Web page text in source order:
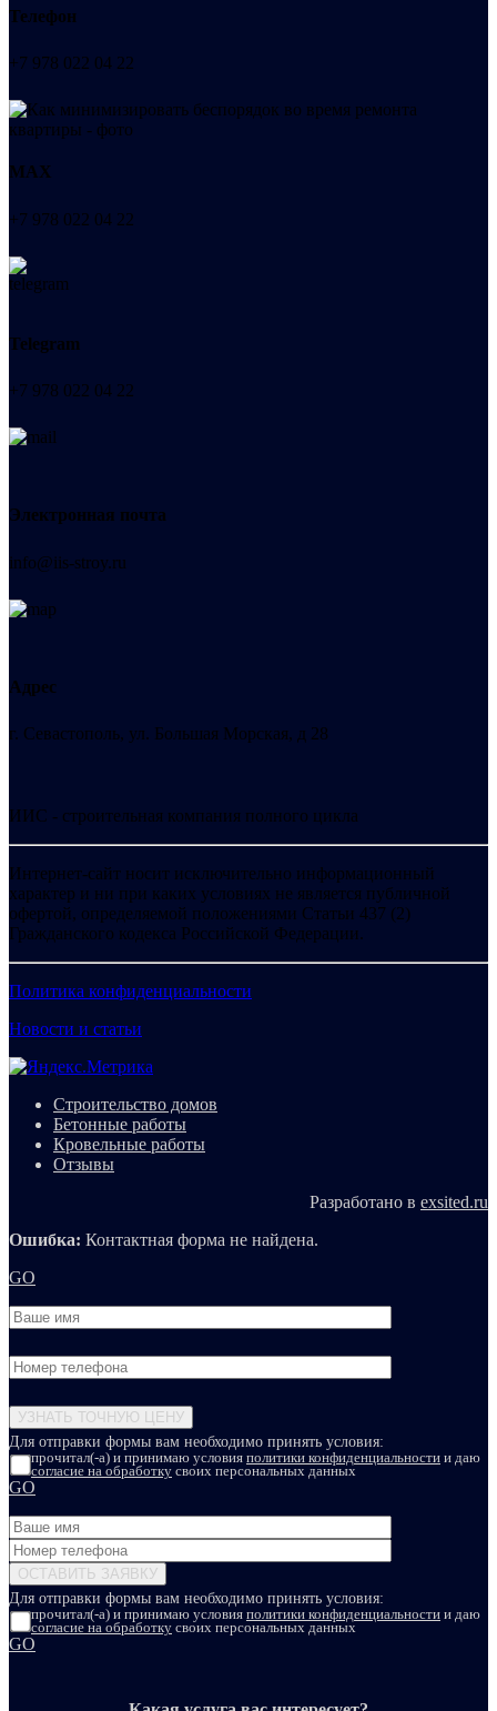
Телефон
+7 978 022 04 22
МАХ
+7 978 022 04 22
Telegram
+7 978 022 04 22
Электронная почта
info@iis-stroy.ru
Адрес
г. Севастополь, ул. Большая Морская, д 28
ИИС - строительная компания полного цикла
Интернет-сайт носит исключительно информационный
характер и ни при каких условиях не является публичной
офертой, определяемой положениями Статьи 437 (2)
Гражданского кодекса Российской Федерации.
Политика конфиденциальности
Новости и статьи
Строительство домов
Бетонные работы
Кровельные работы
Отзывы
Разработано в exsited.ru
Ошибка: Контактная форма не найдена.
GO
Для отправки формы вам необходимо принять условия:
прочитал(-а) и принимаю условия политики конфиденциальности и даю
согласие на обработку своих персональных данных
GO
Для отправки формы вам необходимо принять условия:
прочитал(-а) и принимаю условия политики конфиденциальности и даю
согласие на обработку своих персональных данных
GO